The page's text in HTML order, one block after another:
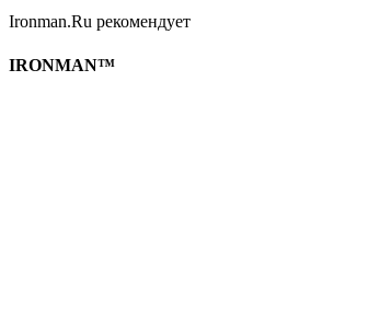
Ironman.Ru рекомендует
IRONMAN™